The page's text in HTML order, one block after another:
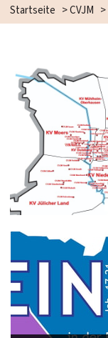
Startseite >CVJM >